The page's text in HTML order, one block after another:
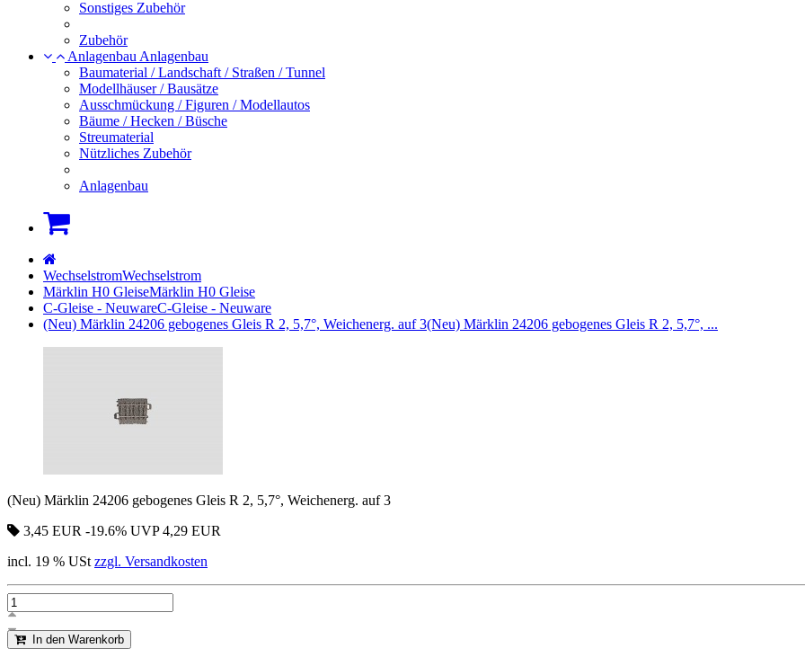
Sonstiges Zubehör
Zubehör
Anlagenbau Anlagenbau
Baumaterial / Landschaft / Straßen / Tunnel
Modellhäuser / Bausätze
Ausschmückung / Figuren / Modellautos
Bäume / Hecken / Büsche
Streumaterial
Nützliches Zubehör
Anlagenbau
Warenkorb
WechselstromWechselstrom
Märklin H0 GleiseMärklin H0 Gleise
C-Gleise - NeuwareC-Gleise - Neuware
(Neu) Märklin 24206 gebogenes Gleis R 2, 5,7°, Weichenerg. auf 3(Neu) Märklin 24206 gebogenes Gleis R 2, 5,7°, ...
(Neu) Märklin 24206 gebogenes Gleis R 2, 5,7°, Weichenerg. auf 3
3,45 EUR -19.6% UVP 4,29 EUR
incl. 19 % USt zzgl. Versandkosten
In den Warenkorb